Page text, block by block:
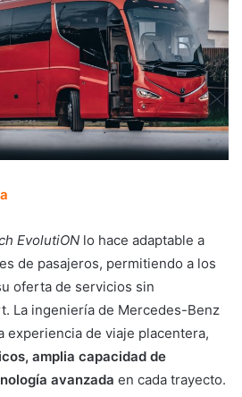
EvolutiON lo hace adaptable a
de pasajeros, permitiendo a los
oferta de servicios sin
La ingeniería de Mercedes-Benz
experiencia de viaje placentera,
amplia capacidad de
avanzada en cada trayecto.